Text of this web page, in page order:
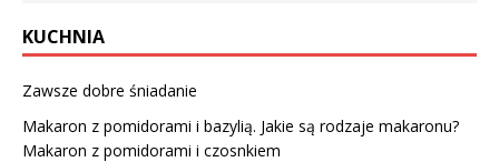
KUCHNIA
Zawsze dobre śniadanie
Makaron z pomidorami i bazylią. Jakie są rodzaje makaronu?
Makaron z pomidorami i czosnkiem